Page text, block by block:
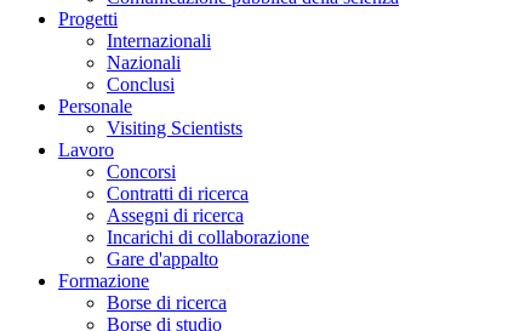
Progetti
Internazionali
Nazionali
Conclusi
Personale
Visiting Scientists
Lavoro
Concorsi
Contratti di ricerca
Assegni di ricerca
Incarichi di collaborazione
Gare d'appalto
Formazione
Borse di ricerca
Borse di studio